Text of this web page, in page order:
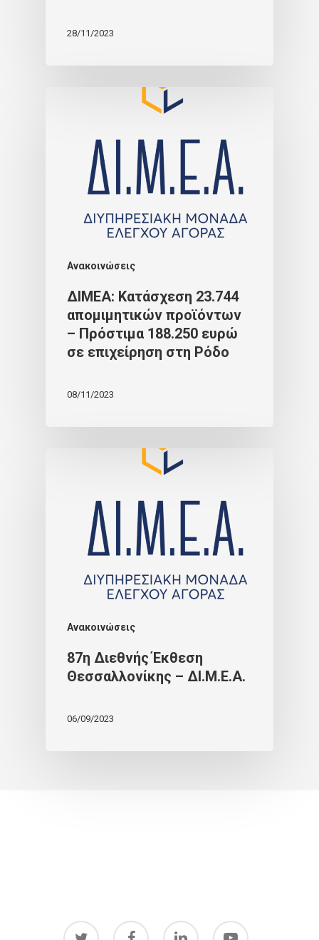
28/11/2023
Ανακοινώσεις
ΔΙΜΕΑ: Κατάσχεση 23.744
απομιμητικών προϊόντων
– Πρόστιμα 188.250 ευρώ
σε επιχείρηση στη Ρόδο
08/11/2023
Ανακοινώσεις
87η Διεθνής Έκθεση
Θεσσαλλονίκης – ΔΙ.Μ.Ε.Α.
06/09/2023
twitter facebook linkedin youtube